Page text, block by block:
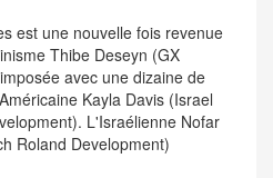
est une nouvelle fois revenue
Thibe Deseyn (GX
avec une dizaine de
Kayla Davis (Israel
L'Israélienne Nofar
Roland Development)